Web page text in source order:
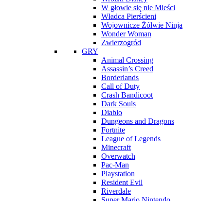
W głowie się nie Mieści
Władca Pierścieni
Wojownicze Żółwie Ninja
Wonder Woman
Zwierzogród
GRY
Animal Crossing
Assassin’s Creed
Borderlands
Call of Duty
Crash Bandicoot
Dark Souls
Diablo
Dungeons and Dragons
Fortnite
League of Legends
Minecraft
Overwatch
Pac-Man
Playstation
Resident Evil
Riverdale